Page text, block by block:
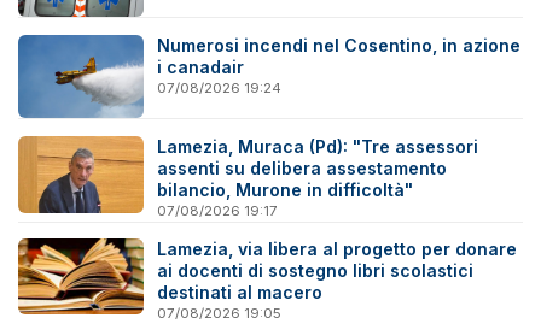
Numerosi incendi nel Cosentino, in azione
i canadair
07/08/2026 19:24
Lamezia, Muraca (Pd): "Tre assessori
assenti su delibera assestamento
bilancio, Murone in difficoltà"
07/08/2026 19:17
Lamezia, via libera al progetto per donare
ai docenti di sostegno libri scolastici
destinati al macero
07/08/2026 19:05